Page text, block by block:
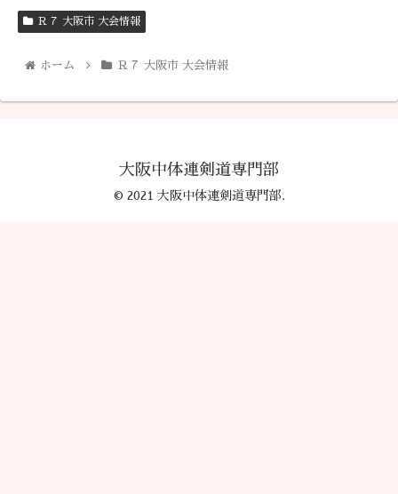
Ｒ７ 大阪市 大会情報
ホーム Ｒ７ 大阪市 大会情報
大阪中体連剣道専門部
© 2021 大阪中体連剣道専門部.